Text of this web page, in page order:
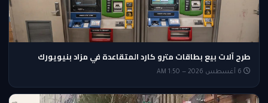
طرح آلات بيع بطاقات مترو كارد المتقاعدة في مزاد بنيويورك